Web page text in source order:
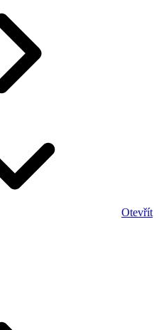
Otevřít